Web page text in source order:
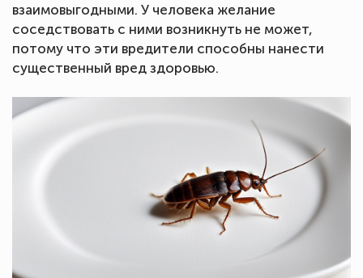
взаимовыгодными. У человека желание
соседствовать с ними возникнуть не может,
потому что эти вредители способны нанести
существенный вред здоровью.